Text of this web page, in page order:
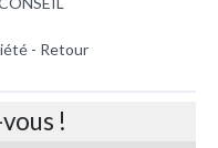
- Retour
!